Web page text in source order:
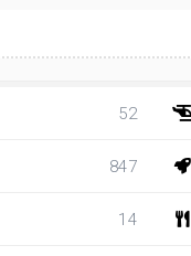
52
847
14